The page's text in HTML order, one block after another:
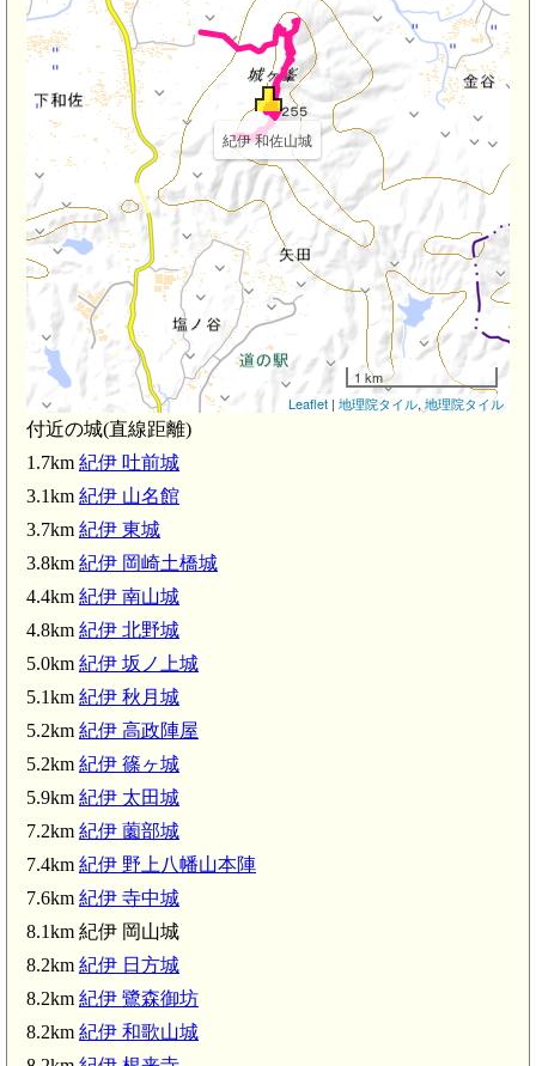
伊太祈曽駅(2.9km)
紀伊 和佐山城
南山城(4.4km)
1 km
Leaflet | 地理院タイル, 地理院タイル
付近の城(直線距離)
1.7km 紀伊 吐前城
3.1km 紀伊 山名館
3.7km 紀伊 東城
3.8km 紀伊 岡崎土橋城
4.4km 紀伊 南山城
4.8km 紀伊 北野城
5.0km 紀伊 坂ノ上城
5.1km 紀伊 秋月城
5.2km 紀伊 高政陣屋
5.2km 紀伊 篠ヶ城
5.9km 紀伊 太田城
7.2km 紀伊 薗部城
7.4km 紀伊 野上八幡山本陣
7.6km 紀伊 寺中城
8.1km 紀伊 岡山城
8.2km 紀伊 日方城
8.2km 紀伊 鷺森御坊
8.2km 紀伊 和歌山城